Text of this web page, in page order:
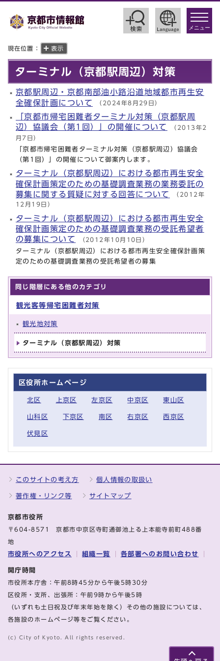
toggle
メニュー
現在位置： 表示
ターミナル（京都駅周辺）対策
京都駅周辺・京都南部油小路沿道地域都市再生安
全確保計画について （2024年8月29日）
「京都市帰宅困難者ターミナル対策（京都駅周
辺）協議会（第1回）」の開催について
（2013年2
月7日）
「京都市帰宅困難者ターミナル対策（京都駅周辺）協議会
（第1回）」の開催について御案内します。
ターミナル（京都駅周辺）における都市再生安全
確保計画策定のための基礎調査業務の業務委託の
募集に関する質疑に対する回答について
（2012年
12月19日）
ターミナル（京都駅周辺）における都市再生安全
確保計画策定のための基礎調査業務の受託希望者
の募集について
（2012年10月10日）
ターミナル（京都駅周辺）における都市再生安全確保計画策
定のための基礎調査業務の受託希望者の募集
同じ階層にある他のカテゴリ
観光客等帰宅困難者対策
観光地対策
ターミナル（京都駅周辺）対策
区役所ホームページ
北区 上京区 左京区 中京区 東山区
山科区 下京区 南区 右京区 西京区
伏見区
このサイトの考え方 個人情報の取扱い
著作権・リンク等 サイトマップ
京都市役所
〒604-8571 京都市中京区寺町通御池上る上本能寺前町488番
地
市役所へのアクセス 組織一覧 各部署へのお問い合わせ
開庁時間
市役所本庁舎：午前8時45分から午後5時30分
区役所・支所、出張所：午前9時から午後5時
（いずれも土日祝及び年末年始を除く）その他の施設については、
各施設のホームページ等をご覧ください。
(c) City of Kyoto. All rights reserved.